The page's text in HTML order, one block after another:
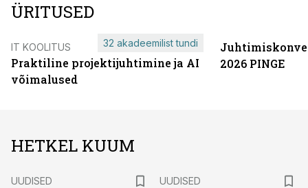
ÜRITUSED
IT KOOLITUS
Praktiline projektijuhtimine ja AI
võimalused
32 akadeemilist tundi
2026 PINGE
HETKEL KUUM
UUDISED
UUDISED